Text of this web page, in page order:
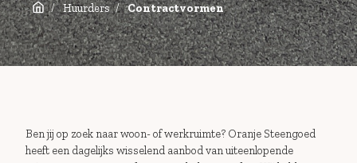
Huurders Contractvormen
Ben jij op zoek naar woon- of werkruimte? Oranje Steengoed
heeft een dagelijks wisselend aanbod van uiteenlopende